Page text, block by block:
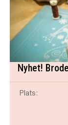
Nyhet!
Plats: